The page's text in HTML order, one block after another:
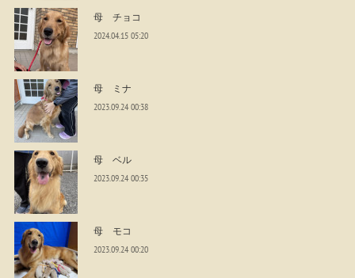
母 チョコ
2024.04.15 05:20
母 ミナ
2023.09.24 00:38
母 ベル
2023.09.24 00:35
母 モコ
2023.09.24 00:20